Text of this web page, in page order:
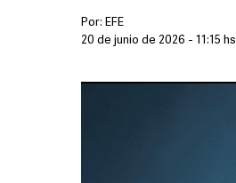
Por: EFE
20 de junio de 2026 - 11:15 hs